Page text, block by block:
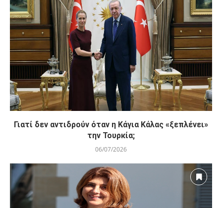
Γιατί δεν αντιδρούν όταν η Κάγια Κάλας «ξεπλένει»
την Τουρκία;
06/07/2026